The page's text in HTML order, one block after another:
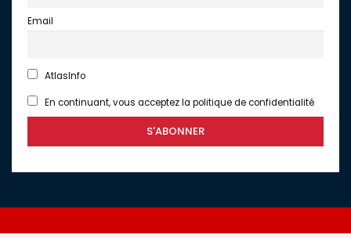
Email
AtlasInfo
En continuant, vous acceptez la politique de confidentialité